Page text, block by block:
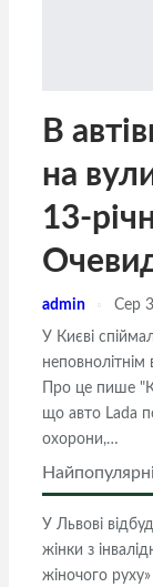
В
на
13-
admin Сер
У Києві
Про це пише
що авто Lada
охорони,…
У Львові
жінки з
жіночого руху»